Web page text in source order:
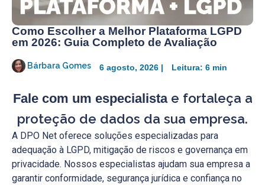
Como Escolher a Melhor Plataforma LGPD
em 2026: Guia Completo de Avaliação
Bárbara Gomes 6 agosto, 2026 | Leitura: 6 min
Fale com um especialistae fortaleça a
proteção de dados da sua empresa.
A DPO Net oferece soluções especializadas para
adequação à LGPD, mitigação de riscos e governança em
privacidade. Nossos especialistas ajudam sua empresa a
garantir conformidade, segurança jurídica e confiança no